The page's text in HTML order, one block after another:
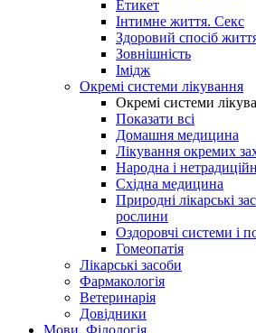
Етикет
Інтимне життя. Секс
Здоровий спосіб
Зовнішність
Імідж
Окремі системи лікування
Окремі системи
Показати всі
Домашня медицина
Лікування окремих
Народна і
Східна медицина
Природні лікарські
рослини
Оздоровчі системи і
Гомеопатія
Лікарські засоби
Фармакологія
Ветеринарія
Довідники
Мови. Філологія